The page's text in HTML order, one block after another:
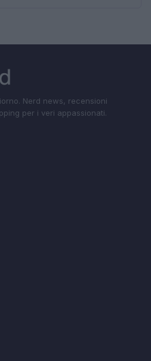
Nerd news, recensioni
per i veri appassionati.